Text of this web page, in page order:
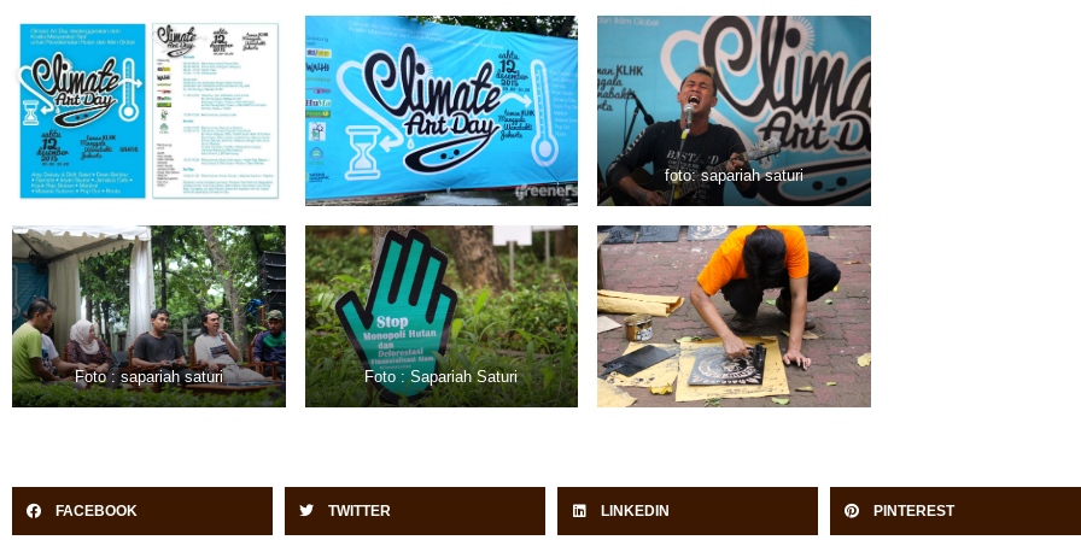
foto: sapariah saturi
Foto : sapariah saturi Foto : Sapariah Saturi
FACEBOOK TWITTER LINKEDIN PINTEREST